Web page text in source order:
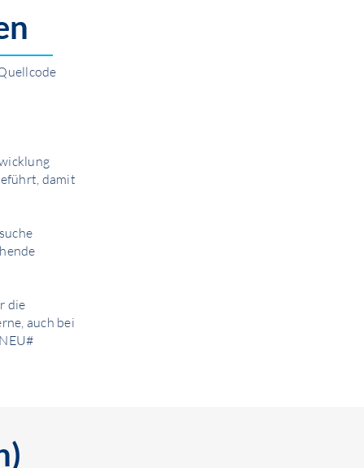
damit
die
auch bei